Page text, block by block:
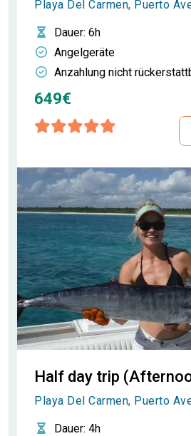
Playa Del Carmen, Puerto
Dauer: 6h
Angelgeräte
Anzahlung nicht
649€
Half day trip
Playa Del Carmen, Puerto
Dauer: 4h